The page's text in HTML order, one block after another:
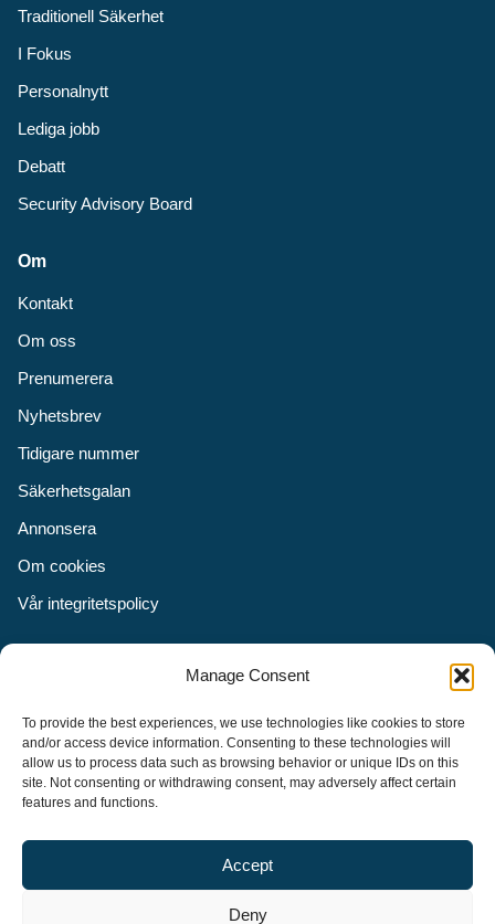
Manage Consent
To provide the best experiences, we use technologies like cookies to store
and/or access device information. Consenting to these technologies will
allow us to process data such as browsing behavior or unique IDs on this
site. Not consenting or withdrawing consent, may adversely affect certain
features and functions.
Accept
Deny
Traditionell Säkerhet
I Fokus
Personalnytt
Lediga jobb
Debatt
Security Advisory Board
Om
Kontakt
Om oss
Prenumerera
Nyhetsbrev
Tidigare nummer
Säkerhetsgalan
Annonsera
Om cookies
Vår integritetspolicy
Instagram
LinkedIn
Säkerhet år 2003 för att stimulera, utveckla och informera om